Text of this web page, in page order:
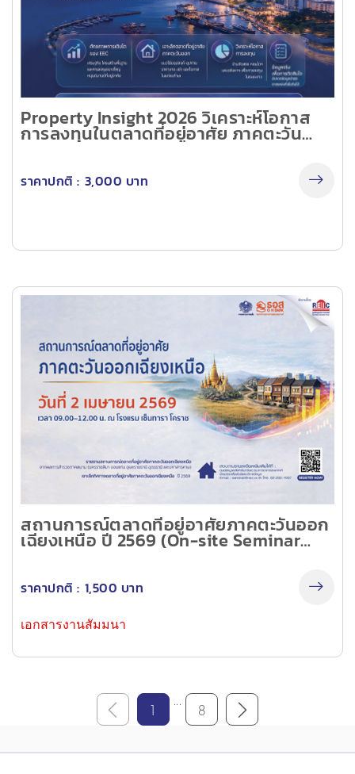
Property Insight 2026 วิเคราะห์โอกาส
การลงทุนในตลาดที่อยู่อาศัย ภาคตะวัน
ออก (EEC) ไตรมาส 1 ปี 2569 (On-site
ราคาปกติ : 3,000 บาท
สถานการณ์ตลาดที่อยู่อาศัยภาคตะวันออก
เฉียงเหนือ ปี 2569 (On-site Seminar
ราคาปกติ : 1,500 บาท
เอกสารงานสัมมนา
1 ... 8